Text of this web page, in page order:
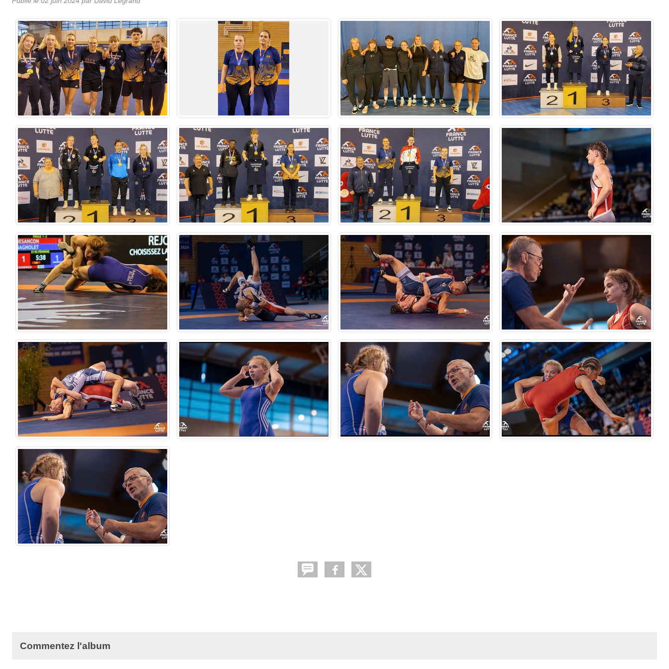
Commentez l'album